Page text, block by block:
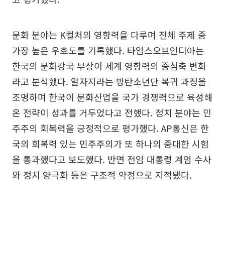
문화 분야는 K컬처의 영향력을 다루며 전체 주제 중
가장 높은 우호도를 기록했다. 타임스오브인디아는
한국의 문화강국 부상이 세계 영향력의 중심축 변화
라고 분석했다. 알자지라는 방탄소년단 복귀 과정을
조명하며 한국이 문화산업을 국가 경쟁력으로 육성해
온 전략이 성과를 거두었다고 전했다. 정치 분야는 민
주주의 회복력을 긍정적으로 평가했다. AP통신은 한
국의 회복력 있는 민주주의가 또 하나의 중대한 시험
을 통과했다고 보도했다. 반면 전임 대통령 계엄 수사
와 정치 양극화 등은 구조적 약점으로 지적됐다.